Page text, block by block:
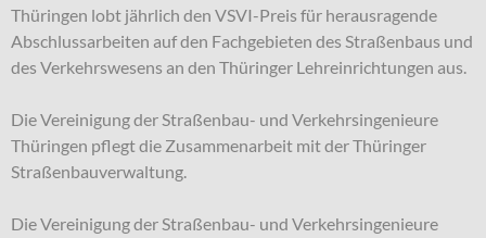
Thüringen lobt jährlich den VSVI-Preis für herausragende
Abschlussarbeiten auf den Fachgebieten des Straßenbaus und
des Verkehrswesens an den Thüringer Lehreinrichtungen aus.
Die Vereinigung der Straßenbau- und Verkehrsingenieure
Thüringen pflegt die Zusammenarbeit mit der Thüringer
Straßenbauverwaltung.
Die Vereinigung der Straßenbau- und Verkehrsingenieure